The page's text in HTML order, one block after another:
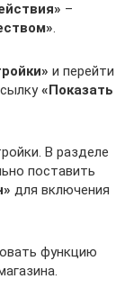
–
.
и перейти
«Показать
В разделе
поставить
для включения
функцию